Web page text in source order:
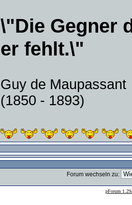
\"Die Gegner
er fehlt.\"
Guy de Maupassant
(1850 - 1893)
Forum wechseln zu:
pForum